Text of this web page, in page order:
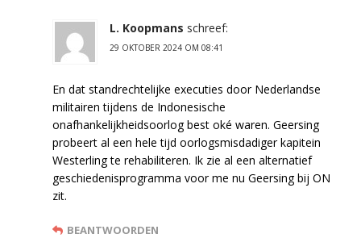
L. Koopmans schreef:
29 OKTOBER 2024 OM 08:41
En dat standrechtelijke executies door Nederlandse
militairen tijdens de Indonesische
onafhankelijkheidsoorlog best oké waren. Geersing
probeert al een hele tijd oorlogsmisdadiger kapitein
Westerling te rehabiliteren. Ik zie al een alternatief
geschiedenisprogramma voor me nu Geersing bij ON
zit.
BEANTWOORDEN